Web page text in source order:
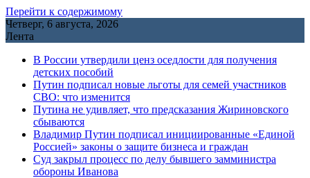
Перейти к содержимому
Четверг, 6 августа, 2026
Лента
В России утвердили ценз оседлости для получения
детских пособий
Путин подписал новые льготы для семей участников
СВО: что изменится
Путина не удивляет, что предсказания Жириновского
сбываются
Владимир Путин подписал инициированные «Единой
Россией» законы о защите бизнеса и граждан
Cуд закрыл процесс по делу бывшего замминистра
обороны Иванова